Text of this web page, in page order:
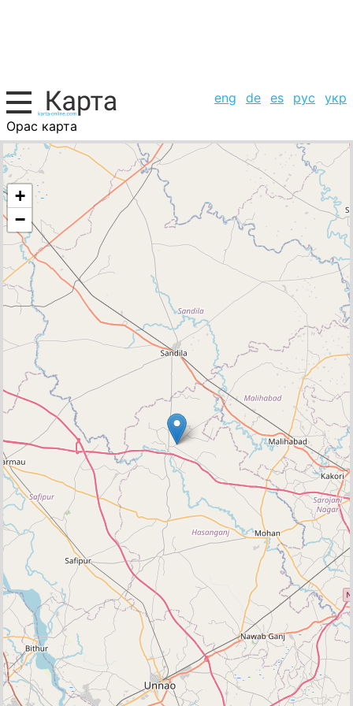
eng de es рус
укр
Орас карта
Индия, список городов
+
−